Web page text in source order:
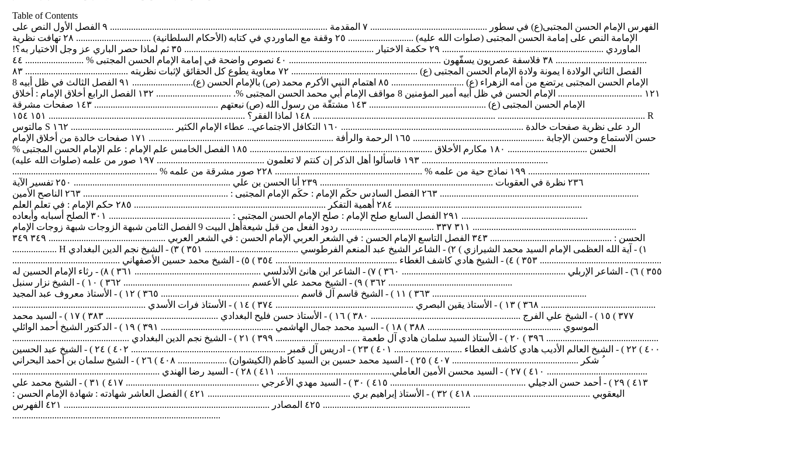
Table of Contents
الفهرس الإمام الحسن المجتبى(ع) في سطور .................................................. ٧ المقدمة ............................................................................................. ٩ الفصل الأول النص على
الإمامة النص على إمامة الحسن المجتبى (صلوات الله عليه) ............................ ٢٥ وقفة مع الماوردي في كتابه (الأحكام السلطانية) ................................ ٢٨ تهافت نظرية
الماوردي ..................................................................... ٢٩ حكمة الاختيار ................................................................................. ٣٥ ثم لماذا حصر الباري عز وجل الاختيار به؟!
....................................... ٣٨ فلاسفة عصريون يسفّهون ................................................................. ٤٠ نصوص واضحة في إمامة الإمام الحسن المجتبى % ......................... ٤٤
الفصل الثاني الولادة ا يمونة ولادة الإمام الحسن المجتبى (ع) ...................................................... ٧٢ معاوية يطوع كل الحقائق لإثبات نظريته ............................................ ٨٣
الإمام الحسن المجتبى يرتضع من أمه الزهراء (ع) ............................... ٨٥ اهتمام النبي الأكرم محمد (ص) بالإمام الحسن (ع).......................... ٩١ الفصل الثالث في ظل أبيه 8
١٢١ .................................... الإمام الحسن في ظل أبيه أمير المؤمنين 8 مواقف الإمام أبي محمد الحسن المجتبى %. ................................ ١٣٢ الفصل الرابع أخلاق الإمام : أخلاق
الإمام الحسن المجتبى (ع) .................................................. ١٤٣ مشتقّة من رسول الله (ص) نبعتهم ..................................................... ١٤٣ صفحات مشرقة
.............................................................................. ١٤٨ لماذا الفقر؟ .................................................................................... ١٥١ ١٥٤ ............................................................... R
مالتوس S الرد على نظرية صفحات خالدة .............................................................................. ١٦٠ التكافل الاجتماعي.. عطاء الإمام الكثير ............................................ ١٦٢
حسن الاستماع وحسن الإجابة ........................................................ ١٦٥ الرحمة والرأفة ............................................................................... ١٧١ صفحات خالدة من أخلاق الإمام
الحسن .................................. ١٨٠ مكارم الأخلاق .............................................................................. ١٨٥ الفصل الخامس علم الإمام : علم الإمام الحسن المجتبى %
...................................................... ١٩٣ فاسألوا أهل الذكر إن كنتم لا تعلمون .............................................. ١٩٧ صور من علمه (صلوات الله عليه)
.................................................... ١٩٩ نماذج حية من علمه % ............................................................... ٢٢٨ صور مشرقة من علمه % ..............................................................
٢٣٦ نظرة في العقوبات .......................................................................... ٢٣٩ أنا الحسن بن علي ................................................................... ٢٥٠ تفسير الآية
..................................................................................... ٢٦٣ الفصل السادس حكَم الإمام : حكَم الإمام المجتبى : .............................................................. ٢٦٣ الناصح الأمين
................................................................................ ٢٨٤ أهمية التفكر .................................................................................. ٢٨٥ حكم الإمام : في تعلم العلم
...................................................... ٢٩١ الفصل السابع صلح الإمام : صلح الإمام الحسن المجتبى : .................................................... ٣٠١ الصلح أسبابه وأبعاده
...................................................................... ٣١١ ٣٣٧ ........................................ ردود الفعل من قبل شيعةأهل البيت 9 الفصل الثامن شبهة الزوجات شبهة زوجات الإمام
الحسن : .................................................... ٣٤٣ الفصل التاسع الإمام الحسن : في الشعر العربي الإمام الحسن : في الشعر العربي .................................................. ٣٤٩ ٣٤٩
................... H ١) - آية الله العظمى الإمام السيد محمد الشيرازي ) ٢) - الشاعر الشيخ عبد المنعم الفرطوسي ........................................ ٣٥١ ) ٣) - الشيخ نجم الدين البغدادي
.................................................... ٣٥٣ ) ٤) - الشيخ هادي كاشف الغطاء .................................................... ٣٥٤ ) ٥) - الشيخ محمد حسين الأصفهاني ..............................................
٣٥٥ ) ٦) - الشاعر الإربلي ...................................................................... ٣٦٠ ) ٧) - الشاعر ابن هانئ الأندلسي ...................................................... ٣٦١ ) ٨) - رثاء الإمام الحسين له
..................................................... ٣٦٢ ) ٩) - الشيخ محمد علي الأعسم ...................................................... ٣٦٢ ) ١٠ ) - الشيخ نزار سنبل
.................................................................. ٣٦٣ ) ١١ ) - الشيخ قاسم آل قاسم ........................................................... ٣٦٥ ) ١٢ ) - الأستاذ معروف عبد المجيد
................................................. ٣٦٨ ) ١٣ ) - الأستاذ يقين البصري ........................................................... ٣٧٤ ) ١٤ ) - الأستاذ فرات الأسدي .........................................................
٣٧٧ ) ١٥ ) - الشيخ علي الفرج ................................................................ ٣٨٠ ) ١٦ ) - الأستاذ حسن فليح البغدادي ................................................ ٣٨٣ ) ١٧ ) - السيد محمد
الموسوي ......................................................... ٣٨٨ ) ١٨ ) - السيد محمد جمال الهاشمي ................................................ ٣٩١ ) ١٩ ) - الدكتور الشيخ أحمد الوائلي
................................................ ٣٩٦ ) ٢٠ ) - الأستاذ السيد سلمان هادي آل طعمة .................................... ٣٩٩ ) ٢١ ) - الشيخ نجم الدين البغدادي ..................................................
٤٠٠ ) ٢٢ ) - الشيخ العالم الأديب هادي كاشف الغطاء ............................. ٤٠١ ) ٢٣ ) - ادريس آل قمبر .................................................................. ٤٠٢ ) ٢٤ ) - الشيخ عبد الحسين
ُ شكر ...................................................... ٤٠٧ ) ٢٥ ) - السيد محمد حسين بن السيد كاظم (الكيشوان) ..................... ٤٠٨ ) ٢٦ ) - الشيخ سلمان بن أحمد البحراني
........................................... ٤١٠ ) ٢٧ ) - السيد محسن الأمين العاملي................................................. ٤١١ ) ٢٨ ) - السيد رضا الهندي ...............................................................
٤١٣ ) ٢٩ ) - أحمد حسن الدجيلي .......................................................... ٤١٥ ) ٣٠ ) - السيد مهدي الأعرجي ......................................................... ٤١٧ ) ٣١ ) - الشيخ محمد علي
اليعقوبي .................................................. ٤١٨ ) ٣٢ ) - الأستاذ إبراهيم بري ............................................................. ٤٢١ ) الفصل العاشر شهادته : شهادة الإمام الحسن :
............................................................... ٤٢٥ المصادر ........................................................................................ ٤٢١ الفهرس
.........................................................................................